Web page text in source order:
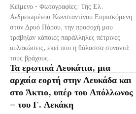
Κείμενο - Φωτογραφίες: Της Ελ.
Ανδρειωμένου-Κωνσταντίνου Ευρισκόμενη
στον Δρυό Πάρου, την προσοχή μου
τράβηξαν κάποιες παράλληλες πέτρινες
αυλακώσεις, εκεί που η θάλασσα συναντά
τους βράχους...
Τα ερωτικά Λευκάτια, μια
αρχαία εορτή στην Λευκάδα και
στο Άκτιο, υπέρ του Απόλλωνος
– του Γ. Λεκάκη